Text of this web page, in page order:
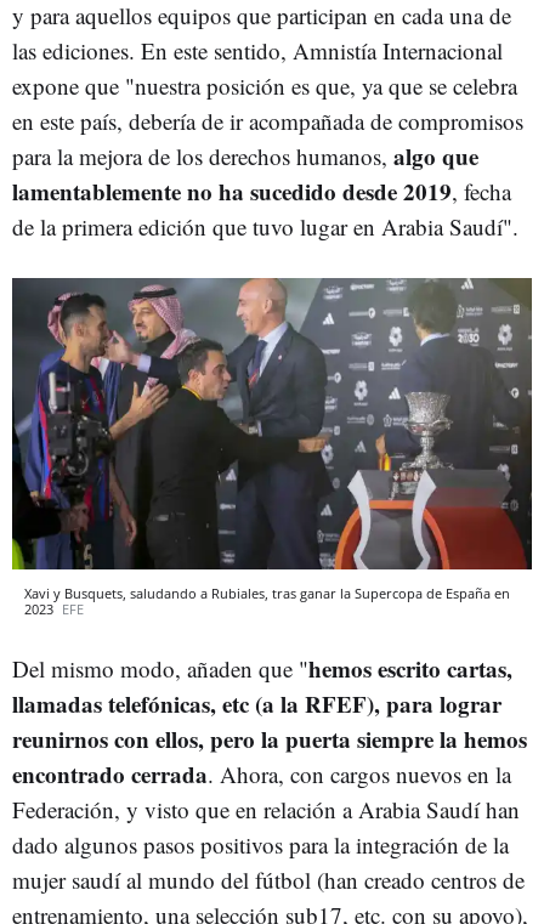
y para aquellos equipos que participan en cada una de
las ediciones. En este sentido, Amnistía Internacional
expone que "nuestra posición es que, ya que se celebra
en este país, debería de ir acompañada de compromisos
para la mejora de los derechos humanos, algo que
lamentablemente no ha sucedido desde 2019, fecha
de la primera edición que tuvo lugar en Arabia Saudí".
Xavi y Busquets, saludando a Rubiales, tras ganar la Supercopa de España en
2023 EFE
Del mismo modo, añaden que "hemos escrito cartas,
llamadas telefónicas, etc (a la RFEF), para lograr
reunirnos con ellos, pero la puerta siempre la hemos
encontrado cerrada. Ahora, con cargos nuevos en la
Federación, y visto que en relación a Arabia Saudí han
dado algunos pasos positivos para la integración de la
mujer saudí al mundo del fútbol (han creado centros de
entrenamiento, una selección sub17, etc. con su apoyo),